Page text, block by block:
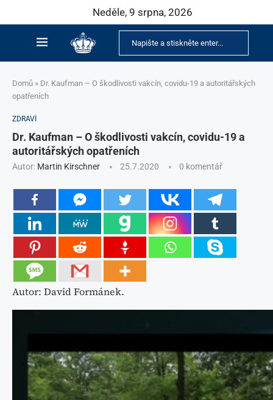
Neděle, 9 srpna, 2026
Domů » Dr. Kaufman – O škodlivosti vakcín, covidu-19 a autoritářských
opatřeních
ZDRAVÍ
Dr. Kaufman – O škodlivosti vakcín, covidu-19 a
autoritářských opatřeních
Autor: Martin Kirschner 25.7.2020 0 komentář
Autor: David Formánek.